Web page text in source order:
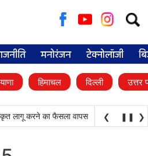
for:
मनोरंजन टेक्नोलॉजी
हिमाचल दिल्ली उत्तर
लागू करने का फैसला वापस श्री गुरु
❮ ❚❚ ❯